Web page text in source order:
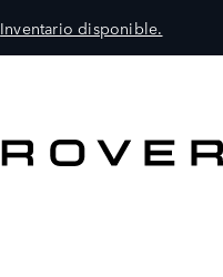
Inventario disponible.